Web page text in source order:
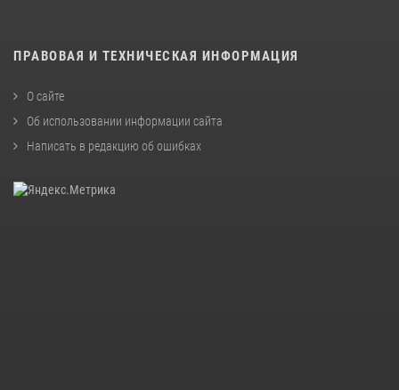
ПРАВОВАЯ И ТЕХНИЧЕСКАЯ ИНФОРМАЦИЯ
О сайте
Об использовании информации сайта
Написать в редакцию об ошибках